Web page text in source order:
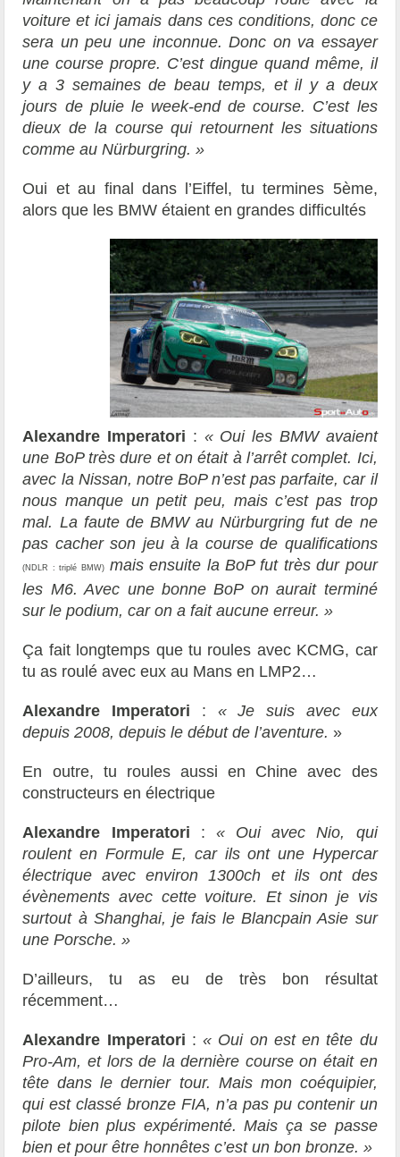
voiture et ici jamais dans ces conditions, donc ce
sera un peu une inconnue. Donc on va essayer
une course propre. C’est dingue quand même, il
y a 3 semaines de beau temps, et il y a deux
jours de pluie le week-end de course. C’est les
dieux de la course qui retournent les situations
comme au Nürburgring. »
Oui et au final dans l’Eiffel, tu termines 5ème,
alors que les BMW étaient en grandes difficultés
Alexandre Imperatori : « Oui les BMW avaient
une BoP très dure et on était à l’arrêt complet. Ici,
avec la Nissan, notre BoP n’est pas parfaite, car il
nous manque un petit peu, mais c’est pas trop
mal. La faute de BMW au Nürburgring fut de ne
pas cacher son jeu à la course de qualifications
(NDLR :triplé BMW)mais ensuite la BoP fut très dur pour
les M6. Avec une bonne BoP on aurait terminé
sur le podium, car on a fait aucune erreur. »
Ça fait longtemps que tu roules avec KCMG, car
tu as roulé avec eux au Mans en LMP2…
Alexandre Imperatori : « Je suis avec eux
depuis 2008, depuis le début de l’aventure. »
En outre, tu roules aussi en Chine avec des
constructeurs en électrique
Alexandre Imperatori : « Oui avec Nio, qui
roulent en Formule E, car ils ont une Hypercar
électrique avec environ 1300ch et ils ont des
évènements avec cette voiture. Et sinon je vis
surtout à Shanghai, je fais le Blancpain Asie sur
une Porsche. »
D’ailleurs, tu as eu de très bon résultat
récemment…
Alexandre Imperatori :« Oui on est en tête du
Pro-Am, et lors de la dernière course on était en
tête dans le dernier tour. Mais mon coéquipier,
qui est classé bronze FIA, n’a pas pu contenir un
pilote bien plus expérimenté. Mais ça se passe
bien et pour être honnêtes c’est un bon bronze. »